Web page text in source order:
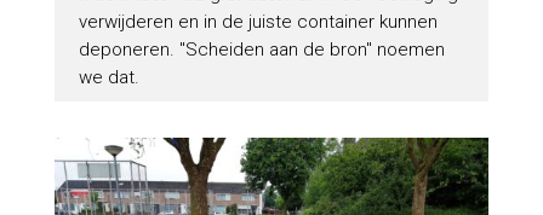
verwijderen en in de juiste container kunnen
deponeren. "Scheiden aan de bron" noemen
we dat.